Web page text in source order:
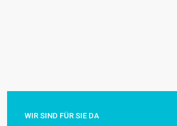
WIR SIND FÜR SIE DA